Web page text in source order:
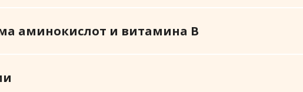
аминокислот и витамина B